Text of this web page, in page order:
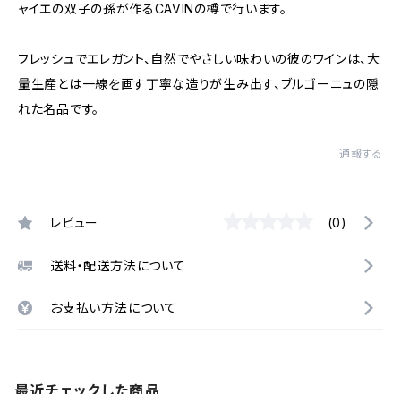
ャイエの双子の孫が作るCAVINの樽で行います。
フレッシュでエレガント、自然でやさしい味わいの彼のワインは、大
量生産とは一線を画す丁寧な造りが生み出す、ブルゴーニュの隠
れた名品です。
通報する
レビュー (0)
送料・配送方法について
お支払い方法について
最近チェックした商品